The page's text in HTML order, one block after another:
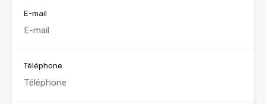
E-mail
Téléphone